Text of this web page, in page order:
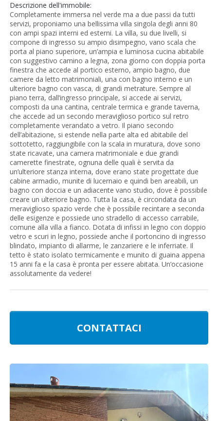
Descrizione dell'immobile:
Completamente immersa nel verde ma a due passi da tutti
servizi, proponiamo una bellissima villa singola degli anni 80
con ampi spazi interni ed esterni. La villa, su due livelli, si
compone di ingresso su ampio disimpegno, vano scala che
porta al piano superiore, un’ampia e luminosa cucina abitabile
con suggestivo camino a legna, zona giorno con doppia porta
finestra che accede al portico esterno, ampio bagno, due
camere da letto matrimoniali, una con bagno interno e un
ulteriore bagno con vasca, di grandi metrature. Sempre al
piano terra, dall’ingresso principale, si accede ai servizi,
composti da una cantina, centrale termica e grande taverna,
che accede ad un secondo meraviglioso portico sul retro
completamente verandato a vetro. Il piano secondo
dell’abitazione, si estende nella parte alta ed abitabile del
sottotetto, raggiungibile con la scala in muratura, dove sono
state ricavate, una camera matrimoniale e due grandi
camerette finestrate, ognuna delle quali è servita da
un’ulteriore stanza interna, dove erano state progettate due
cabine armadio, munite di lucernaio e quindi ben areabili, un
bagno con doccia e un adiacente vano studio, dove è possibile
creare un ulteriore bagno. Tutta la casa, è circondata da un
meraviglioso spazio verde che è possibile recintare a seconda
delle esigenze e possiede uno stradello di accesso carrabile,
comune alla villa a fianco. Dotata di infissi in legno con doppio
vetro e scuri in legno, possiede anche il portoncino di ingresso
blindato, impianto di allarme, le zanzariere e le inferriate. Il
tetto è stato isolato termicamente e munito di guaina appena
15 anni fa e la casa è pronta per essere abitata. Un’occasione
assolutamente da vedere!
CONTATTACI